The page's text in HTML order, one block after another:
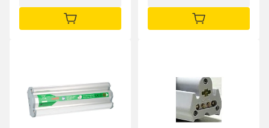
IN DEN WARENKORB IN DEN WARENKORB